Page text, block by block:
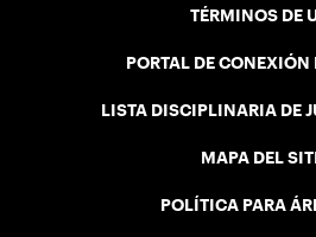
TÉRMINOS DE
PORTAL DE CONEXIÓN
LISTA DISCIPLINARIA DE
MAPA DEL
POLÍTICA PARA